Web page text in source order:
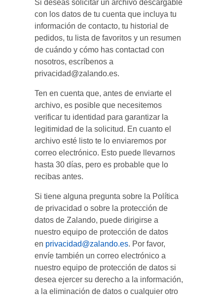
Si deseas solicitar un archivo descargable
con los datos de tu cuenta que incluya tu
información de contacto, tu historial de
pedidos, tu lista de favoritos y un resumen
de cuándo y cómo has contactad con
nosotros, escríbenos a
privacidad@zalando.es.
Ten en cuenta que, antes de enviarte el
archivo, es posible que necesitemos
verificar tu identidad para garantizar la
legitimidad de la solicitud. En cuanto el
archivo esté listo te lo enviaremos por
correo electrónico. Esto puede llevarnos
hasta 30 días, pero es probable que lo
recibas antes.
Si tiene alguna pregunta sobre la Política
de privacidad o sobre la protección de
datos de Zalando, puede dirigirse a
nuestro equipo de protección de datos
en privacidad@zalando.es. Por favor,
envíe también un correo electrónico a
nuestro equipo de protección de datos si
desea ejercer su derecho a la información,
a la eliminación de datos o cualquier otro